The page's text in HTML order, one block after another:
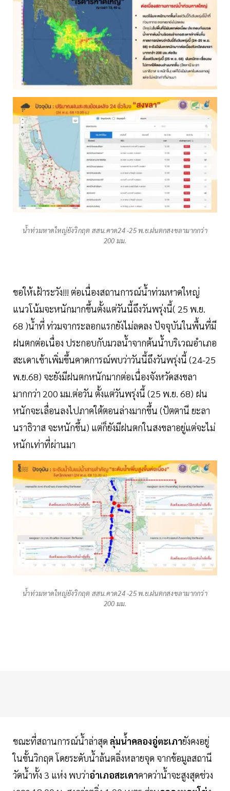
น้ำท่วมหาดใหญ่ยังวิกฤต สสน.คาด24 -25 พ.ย.ฝนตกสงขลามากกว่า
200 มม.
ขอให้เฝ้าระวัง!!! ต่อเนื่องสถานการณ์น้ำท่วมหาดใหญ่
แนวโน้มจะหนักมากขึ้นตั้งแต่วันนี้ถึงวันพรุ่งนี้( 25 พ.ย.
68 )น้ำที่ ท่วมจากระลอกแรกยังไม่ลดลง ปัจจุบันในพื้นที่มี
ฝนตกต่อเนื่อง ประกอบกับมวลน้ำจากต้นน้ำบริเวณอำเภอ
สะเดาเข้าเพิ่มขึ้นคาดการณ์พบว่าวันนี้ถึงวันพรุ่งนี้ (24-25
พ.ย.68) จะยังมีฝนตกหนักมากต่อเนื่องจังหวัดสงขลา
มากกว่า 200 มม.ต่อวัน ตั้งแต่วันพรุ่งนี้ (25 พ.ย. 68) ฝน
หนักจะเลื่อนลงไปภาคใต้ตอนล่างมากขึ้น (ปัตตานี ยะลา
นราธิวาส จะหนักขึ้น) แต่ก็ยังมีฝนตกในสงขลาอยู่แต่จะไม่
หนักเท่าที่ผ่านมา
น้ำท่วมหาดใหญ่ยังวิกฤต สสน.คาด24 -25 พ.ย.ฝนตกสงขลามากกว่า
200 มม.
ขณะที่สถานการณ์น้ำล่าสุด ลุ่มน้ำคลองอู่ตะเภายังคงอยู่
ในขั้นวิกฤต โดยระดับน้ำล้นตลิ่งหลายจุด จากข้อมูลสถานี
วัดน้ำทั้ง 3 แห่ง พบว่าอำเภอสะเดาคาดว่าน้ำจะสูงสุดช่วง